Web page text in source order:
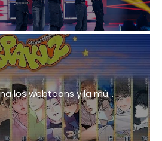
los webtoons y la mú...